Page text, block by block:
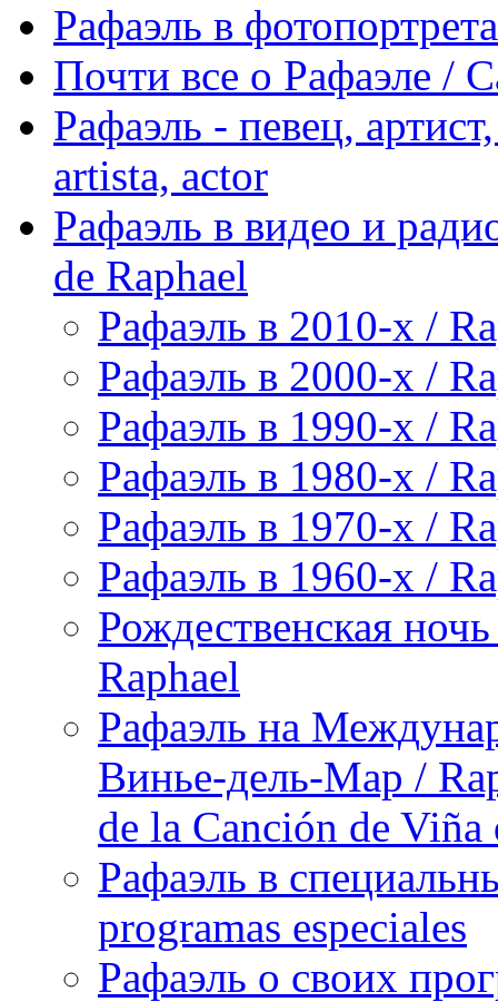
Рафаэль в
Почти все о Рафаэле /
Рафаэль - певец,
artista, actor
Рафаэль в видео и
de Raphael
Рафаэль в 2010-х /
Рафаэль в 2000-х /
Рафаэль в 1990-х /
Рафаэль в 1980-х /
Рафаэль в 1970-х /
Рафаэль в 1960-х /
Рождественская
Raphael
Рафаэль на
Винье-дель-Мар /
de la Canción de
Рафаэль в
programas especiales
Рафаэль о своих